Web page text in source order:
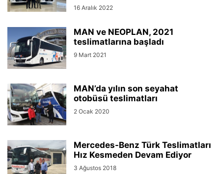
16 Aralık 2022
MAN ve NEOPLAN, 2021
teslimatlarına başladı
9 Mart 2021
MAN’da yılın son seyahat
otobüsü teslimatları
2 Ocak 2020
Mercedes-Benz Türk Teslimatları
Hız Kesmeden Devam Ediyor
3 Ağustos 2018